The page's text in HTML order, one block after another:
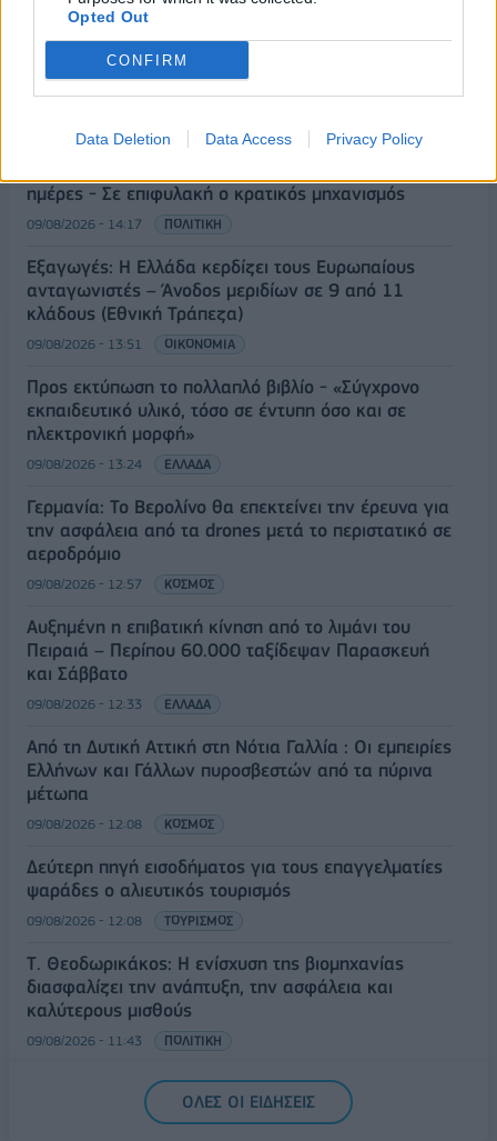
Opted Out
CONFIRM
Data Deletion Data Access Privacy Policy
Π. Μαρινάκης: «Το δημογραφικό δεν μπορεί να
περιμένει»
ΠΟΛΙΤΙΚΗ
ημέρες - Σε επιφυλακή ο κρατικός μηχανισμός
09/08/2026 - 14:17 ΠΟΛΙΤΙΚΗ
Εξαγωγές: Η Ελλάδα κερδίζει τους Ευρωπαίους
ανταγωνιστές – Άνοδος μεριδίων σε 9 από 11
κλάδους (Εθνική Τράπεζα)
09/08/2026 - 13:51 ΟΙΚΟΝΟΜΙΑ
Προς εκτύπωση το πολλαπλό βιβλίο - «Σύγχρονο
εκπαιδευτικό υλικό, τόσο σε έντυπη όσο και σε
ηλεκτρονική μορφή»
09/08/2026 - 13:24 ΕΛΛΑΔΑ
Γερμανία: Το Βερολίνο θα επεκτείνει την έρευνα για
την ασφάλεια από τα drones μετά το περιστατικό σε
αεροδρόμιο
09/08/2026 - 12:57 ΚΟΣΜΟΣ
Αυξημένη η επιβατική κίνηση από το λιμάνι του
Πειραιά – Περίπου 60.000 ταξίδεψαν Παρασκευή
και Σάββατο
09/08/2026 - 12:33 ΕΛΛΑΔΑ
Από τη Δυτική Αττική στη Νότια Γαλλία : Οι εμπειρίες
Ελλήνων και Γάλλων πυροσβεστών από τα πύρινα
μέτωπα
09/08/2026 - 12:08 ΚΟΣΜΟΣ
Δεύτερη πηγή εισοδήματος για τους επαγγελματίες
ψαράδες ο αλιευτικός τουρισμός
09/08/2026 - 12:08 ΤΟΥΡΙΣΜΟΣ
Τ. Θεοδωρικάκος: Η ενίσχυση της βιομηχανίας
διασφαλίζει την ανάπτυξη, την ασφάλεια και
καλύτερους μισθούς
09/08/2026 - 11:43 ΠΟΛΙΤΙΚΗ
Υπ. Μεταφορών: Οριστική λύση στο ζήτημα των
πινακίδων κυκλοφορίας - Τέλος στις χρονοβόρες
ΟΛΕΣ ΟΙ ΕΙΔΗΣΕΙΣ